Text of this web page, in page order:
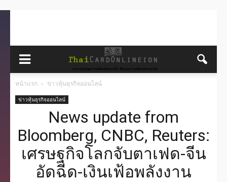
หน้าแรก ข่าวหุ้นธุรกิจออนไลน์
ข่าวหุ้นธุรกิจออนไลน์
News update from
Bloomberg, CNBC, Reuters:
เศรษฐกิจโลกจับตาเฟด-จีน
อัดฉีด-เงินเฟ้อพลังงาน